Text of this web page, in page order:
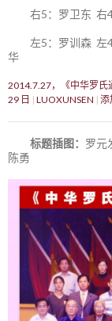
右5：罗卫东 右
左5：罗训森 左
华
2014.7.27，《中华罗氏
29 日
LUOXUNSEN 添
标题插图： 罗元
陈勇